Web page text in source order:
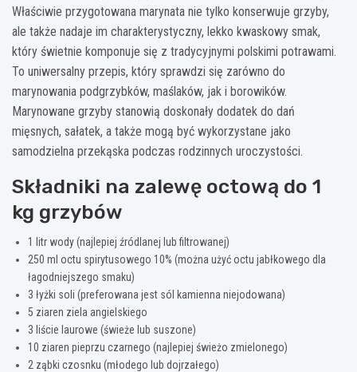
Właściwie przygotowana marynata nie tylko konserwuje grzyby,
ale także nadaje im charakterystyczny, lekko kwaskowy smak,
który świetnie komponuje się z tradycyjnymi polskimi potrawami.
To uniwersalny przepis, który sprawdzi się zarówno do
marynowania podgrzybków, maślaków, jak i borowików.
Marynowane grzyby stanowią doskonały dodatek do dań
mięsnych, sałatek, a także mogą być wykorzystane jako
samodzielna przekąska podczas rodzinnych uroczystości.
Składniki na zalewę octową do 1
kg grzybów
1 litr wody (najlepiej źródlanej lub filtrowanej)
250 ml octu spirytusowego 10% (można użyć octu jabłkowego dla
łagodniejszego smaku)
3 łyżki soli (preferowana jest sól kamienna niejodowana)
5 ziaren ziela angielskiego
3 liście laurowe (świeże lub suszone)
10 ziaren pieprzu czarnego (najlepiej świeżo zmielonego)
2 ząbki czosnku (młodego lub dojrzałego)